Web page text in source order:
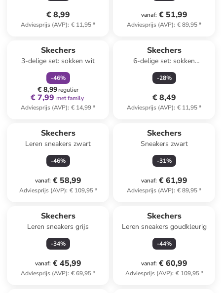
€ 8,99
Adviesprijs (AVP): € 11,95*
vanaf: € 51,99
Adviesprijs (AVP): € 89,95*
Skechers
3-delige set: sokken wit
-46%
€ 8,99regulier
€ 7,99 met family
Adviesprijs (AVP): € 14,99*
Skechers
6-delige set: sokken
meerkleurig
-28%
€ 8,49
Adviesprijs (AVP): € 11,95*
Skechers
Leren sneakers zwart
-46%
vanaf: € 58,99
Adviesprijs (AVP): € 109,95*
Skechers
Sneakers zwart
-31%
vanaf: € 61,99
Adviesprijs (AVP): € 89,95*
Skechers
Leren sneakers grijs
-34%
vanaf: € 45,99
Adviesprijs (AVP): € 69,95*
Skechers
Leren sneakers goudkleurig
-44%
vanaf: € 60,99
Adviesprijs (AVP): € 109,95*